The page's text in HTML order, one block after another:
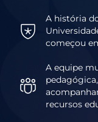
A história
começou
A equipe
recursos